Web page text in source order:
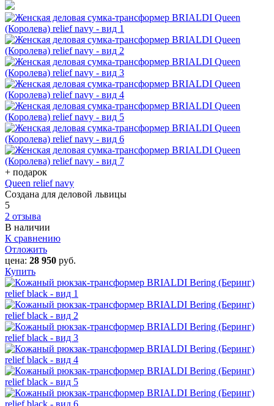
+ подарок
Queen relief navy
Создана для деловой львицы
5
2 отзыва
В наличии
К сравнению
Отложить
цена: 28 950 руб.
Купить